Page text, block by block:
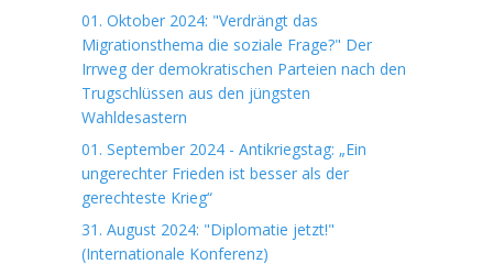
01. Oktober 2024: "Verdrängt das
Migrationsthema die soziale Frage?" Der
Irrweg der demokratischen Parteien nach den
Trugschlüssen aus den jüngsten
Wahldesastern
01. September 2024 - Antikriegstag: „Ein
ungerechter Frieden ist besser als der
gerechteste Krieg“
31. August 2024: "Diplomatie jetzt!"
(Internationale Konferenz)